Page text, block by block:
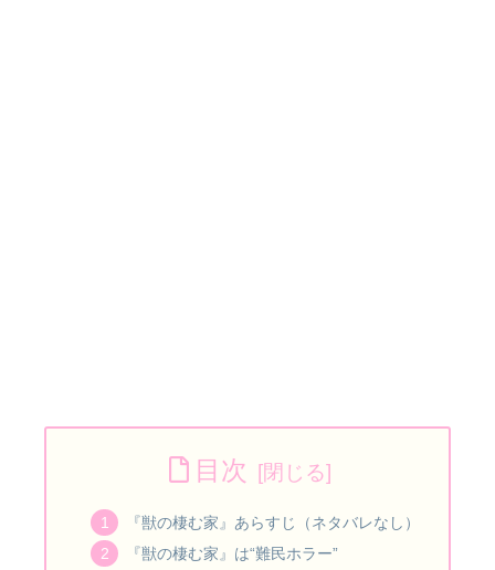
目次
『獣の棲む家』あらすじ（ネタバレなし）
『獣の棲む家』は“難民ホラー”